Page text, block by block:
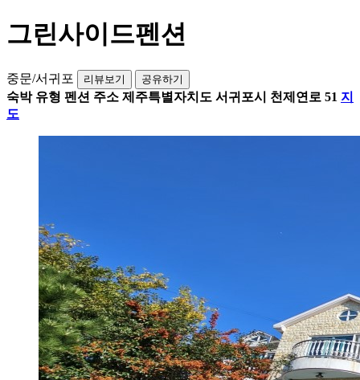
그린사이드펜션
중문/서귀포 리뷰보기 공유하기
숙박 유형 펜션 주소 제주특별자치도 서귀포시 천제연로 51 지
도